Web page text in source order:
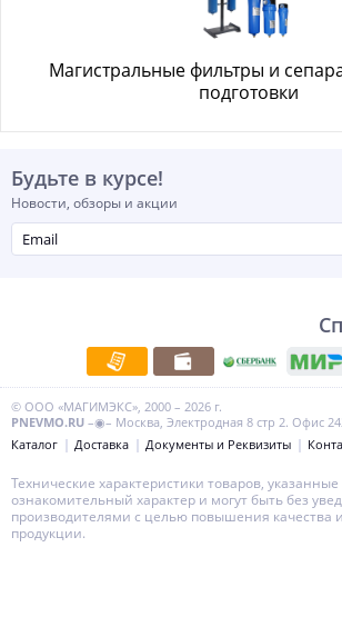
Магистральные фильтры и
подготовки
Будьте в курсе!
Новости, обзоры и акции
© ООО «МАГИМЭКС», 2000 – 2026 г.
PNEVMO.RU –◉– Москва, Электродная 8 стр 2. Офис
Каталог
Доставка Документы и Реквизиты
Технические характеристики товаров,
ознакомительный характер и могут быть без
производителями с целью повышения качества
продукции.